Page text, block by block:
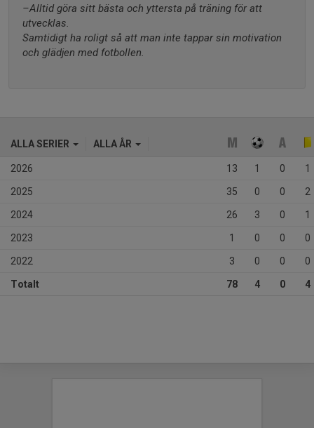
–Alltid göra sitt bästa och yttersta på träning för att
utvecklas.
Samtidigt ha roligt så att man inte tappar sin motivation
och glädjen med fotbollen.
ALLA SERIER ALLA ÅR
2026 13 1 0 1
2025 35 0 0 2
2024 26 3 0 1
2023 1 0 0 0
2022 3 0 0 0
Totalt 78 4 0 4